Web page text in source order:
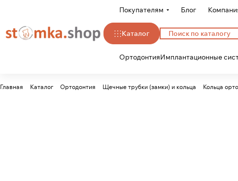
Покупателям Блог
Каталог
ОртодонтияИмплантационные
Главная Каталог Ортодонтия Щечные трубки (замки) и кольца Кольца